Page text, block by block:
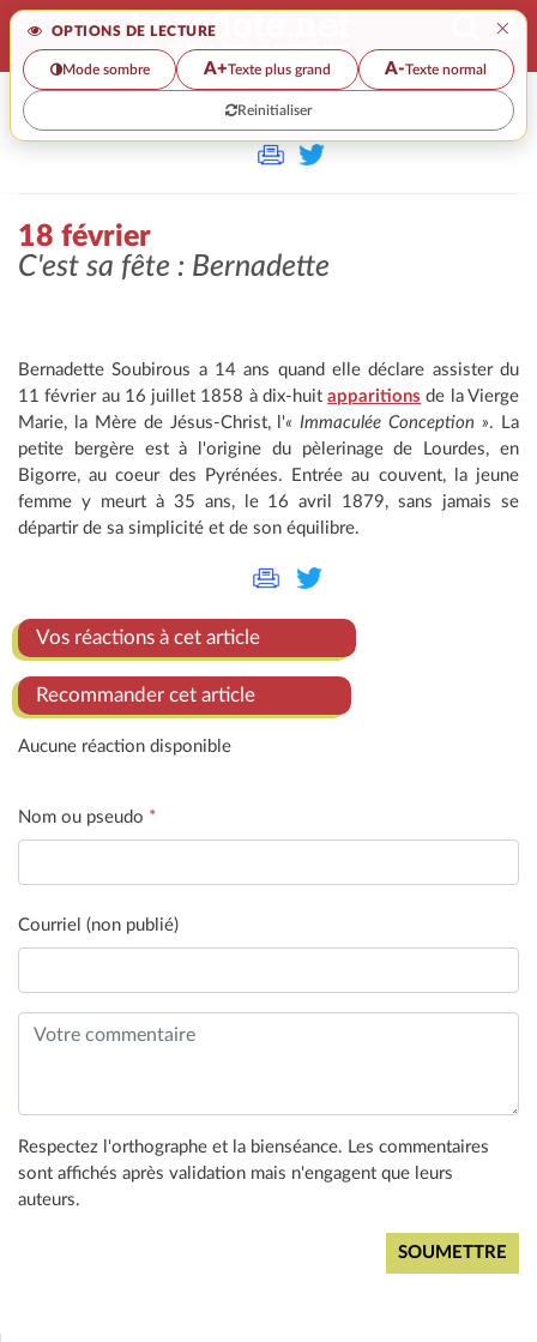
OPTIONS DE LECTURE ×
Mode sombre A+Texte plus grand A-Texte normal
Reinitialiser
>>
18 février
C'est sa fête : Bernadette
Bernadette Soubirous a 14 ans quand elle déclare assister du
11 février au 16 juillet 1858 à dix-huitapparitions de la Vierge
Marie, la Mère de Jésus-Christ, l'« Immaculée Conception ». La
petite bergère est à l'origine du pèlerinage de Lourdes, en
Bigorre, au coeur des Pyrénées. Entrée au couvent, la jeune
femme y meurt à 35 ans, le 16 avril 1879, sans jamais se
départir de sa simplicité et de son équilibre.
Vos réactions à cet article
Recommander cet article
Aucune réaction disponible
Nom ou pseudo *
Courriel (non publié)
Respectez l'orthographe et la bienséance. Les commentaires
sont affichés après validation mais n'engagent que leurs
auteurs.